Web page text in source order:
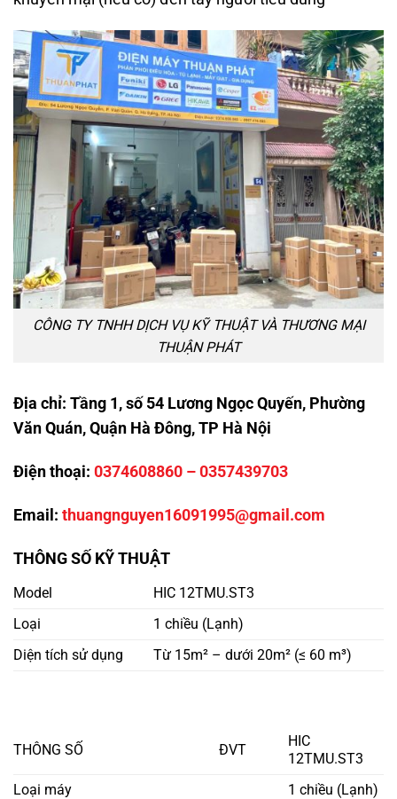
CÔNG TY TNHH DỊCH VỤ KỸ THUẬT VÀ THƯƠNG MẠI
THUẬN PHÁT
Địa chỉ: Tầng 1, số 54 Lương Ngọc Quyến, Phường
Văn Quán, Quận Hà Đông, TP Hà Nội
Điện thoại: 0374608860 – 0357439703
Email: thuangnguyen16091995@gmail.com
THÔNG SỐ KỸ THUẬT
Model
HIC 12TMU.ST3
Loại
1 chiều (Lạnh)
Diện tích sử dụng
Từ 15m² – dưới 20m² (≤ 60 m³)
THÔNG SỐ ĐVT
HIC
12TMU.ST3
Loại máy
1 chiều (Lạnh)